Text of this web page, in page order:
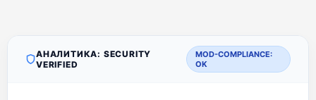
АНАЛИТИКА: SECURITY
VERIFIED
MOD-COMPLIANCE:
OK